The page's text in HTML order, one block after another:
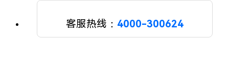
客服热线： 4000-300624